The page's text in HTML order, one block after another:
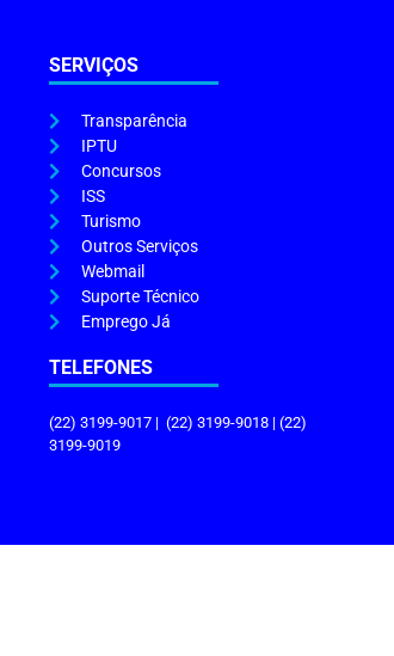
SERVIÇOS
Transparência
IPTU
Concursos
ISS
Turismo
Outros Serviços
Webmail
Suporte Técnico
Emprego Já
TELEFONES
(22) 3199-9017 | (22) 3199-9018 | (22)
3199-9019